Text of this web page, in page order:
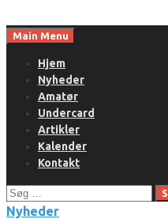
toMain Menu
Hjem
Nyheder
Amatør
Undercard
Artikler
Kalender
Kontakt
Søg
efter:
Nyheder